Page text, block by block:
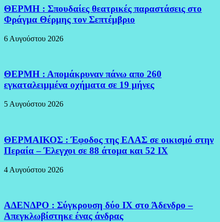
ΘΕΡΜΗ : Σπουδαίες θεατρικές παραστάσεις στο
Φράγμα Θέρμης τον Σεπτέμβριο
6 Αυγούστου 2026
ΘΕΡΜΗ : Απομάκρυναν πάνω απο 260
εγκαταλειμμένα οχήματα σε 19 μήνες
5 Αυγούστου 2026
ΘΕΡΜΑΙΚΟΣ : Έφοδος της ΕΛΑΣ σε οικισμό στην
Περαία – Έλεγχοι σε 88 άτομα και 52 ΙΧ
4 Αυγούστου 2026
ΑΔΕΝΔΡΟ : Σύγκρουση δύο ΙΧ στο Άδενδρο –
Απεγκλωβίστηκε ένας άνδρας